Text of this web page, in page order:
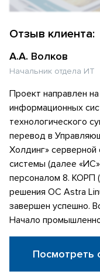
Отзыв клиента:
А.А. Волков
Начальник отдела ИТ
Проект направлен
информационных
технологического
перевод в
Холдинг»
системы (далее
персоналом 8. КОРП
решения ОС Astra
завершен успешно.
Начало
Посмотреть